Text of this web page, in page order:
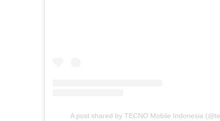
A post shared by TECNO Mobile Indonesia